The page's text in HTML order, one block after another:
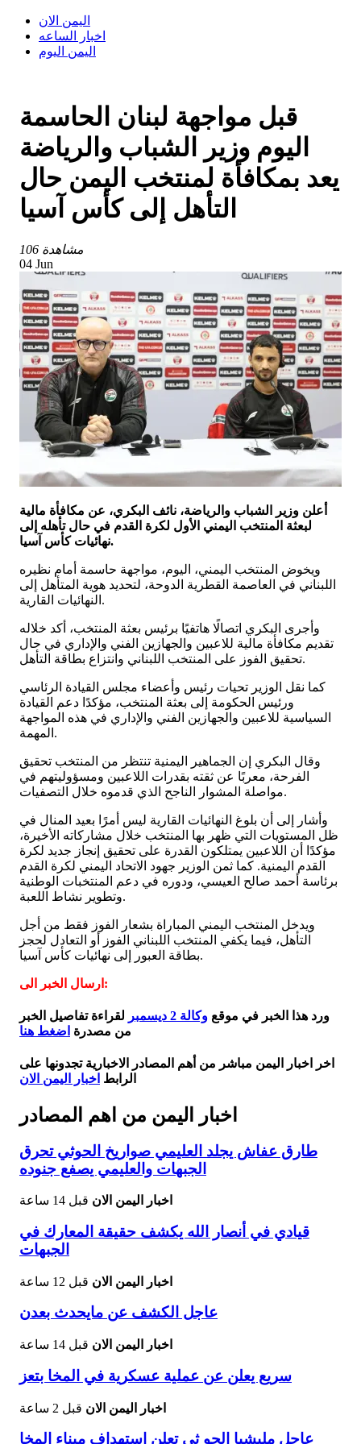
اليمن الان
اخبار الساعه
اليمن اليوم
قبل مواجهة لبنان الحاسمة
اليوم وزير الشباب والرياضة
يعد بمكافأة لمنتخب اليمن حال
التأهل إلى كأس آسيا
106 مشاهدة
04 Jun
أعلن وزير الشباب والرياضة، نائف البكري، عن مكافأة مالية
لبعثة المنتخب اليمني الأول لكرة القدم في حال تأهله إلى
نهائيات كأس آسيا.
ويخوض المنتخب اليمني، اليوم، مواجهة حاسمة أمام نظيره
اللبناني في العاصمة القطرية الدوحة، لتحديد هوية المتأهل إلى
النهائيات القارية.
وأجرى البكري اتصالًا هاتفيًا برئيس بعثة المنتخب، أكد خلاله
تقديم مكافأة مالية للاعبين والجهازين الفني والإداري في حال
تحقيق الفوز على المنتخب اللبناني وانتزاع بطاقة التأهل.
كما نقل الوزير تحيات رئيس وأعضاء مجلس القيادة الرئاسي
ورئيس الحكومة إلى بعثة المنتخب، مؤكدًا دعم القيادة
السياسية للاعبين والجهازين الفني والإداري في هذه المواجهة
المهمة.
وقال البكري إن الجماهير اليمنية تنتظر من المنتخب تحقيق
الفرحة، معربًا عن ثقته بقدرات اللاعبين ومسؤوليتهم في
مواصلة المشوار الناجح الذي قدموه خلال التصفيات.
وأشار إلى أن بلوغ النهائيات القارية ليس أمرًا بعيد المنال في
ظل المستويات التي ظهر بها المنتخب خلال مشاركاته الأخيرة،
مؤكدًا أن اللاعبين يمتلكون القدرة على تحقيق إنجاز جديد لكرة
القدم اليمنية. كما ثمن الوزير جهود الاتحاد اليمني لكرة القدم
برئاسة أحمد صالح العيسي، ودوره في دعم المنتخبات الوطنية
وتطوير نشاط اللعبة.
ويدخل المنتخب اليمني المباراة بشعار الفوز فقط من أجل
التأهل، فيما يكفي المنتخب اللبناني الفوز أو التعادل لحجز
بطاقة العبور إلى نهائيات كأس آسيا.
ارسال الخبر الى:
ورد هذا الخبر في موقع وكالة 2 ديسمبر
لقراءة تفاصيل الخبر
من مصدرة اضغط هنا
اخر اخبار اليمن مباشر من أهم المصادر الاخبارية تجدونها على
الرابط اخبار اليمن الان
اخبار اليمن من اهم المصادر
طارق عفاش يجلد العليمي صواريخ الحوثي تحرق
الجبهات والعليمي يصفع جنوده
اخبار اليمن الان قبل 14 ساعة
قيادي في أنصار الله يكشف حقيقة المعارك في
الجبهات
اخبار اليمن الان قبل 12 ساعة
عاجل الكشف عن مايحدث بعدن
اخبار اليمن الان قبل 14 ساعة
سريع يعلن عن عملية عسكرية في المخا بتعز
اخبار اليمن الان قبل 2 ساعة
عاجل مليشيا الحو ثي تعلن استهداف ميناء المخا